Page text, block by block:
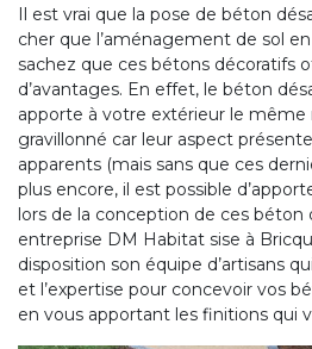
Il est vrai que la pose de béton
cher que l’aménagement de sol
sachez que ces bétons décoratifs
d’avantages. En effet, le béton
apporte à votre extérieur le même
gravillonné car leur aspect
apparents (mais sans que ces
plus encore, il est possible
lors de la conception de ces béton
entreprise DM Habitat sise à
disposition son équipe d’artisans
et l’expertise pour concevoir vos
en vous apportant les finitions qui